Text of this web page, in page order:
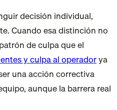
decisión individual,
Cuando esa distinción no
de culpa que el
y culpa al operadorya
una acción correctiva
aunque la barrera real